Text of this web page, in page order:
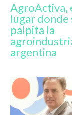
AgroActiva,
lugar donde
palpita la
argentina